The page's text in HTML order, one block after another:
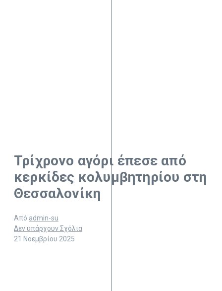
Τρίχρονο αγόρι έπεσε από
κερκίδες κολυμβητηρίου στη
Θεσσαλονίκη
Από admin-su
Δεν υπάρχουν Σχόλια
21 Νοεμβρίου 2025